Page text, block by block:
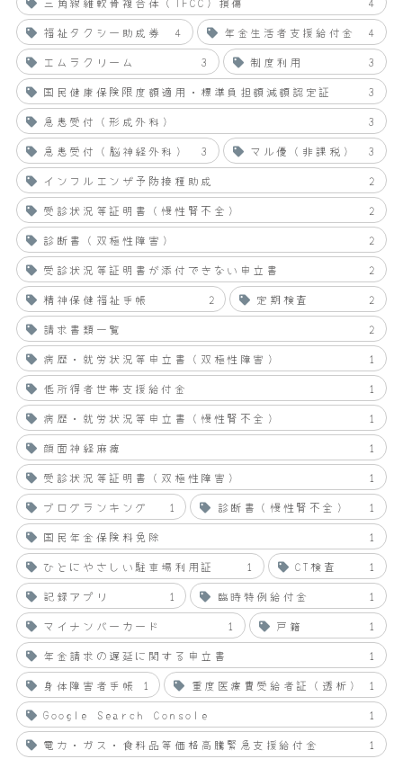
福祉タクシー助成券
4 年金生活者支援給付金
4
エムラクリーム
3 制度利用
3
国民健康保険限度額適用・標準負担額減額認定証
3
急患受付（形成外科）
3
急患受付（脳神経外科）
3 マル優（非課税）
3
インフルエンザ予防接種助成
2
受診状況等証明書（慢性腎不全）
2
診断書（双極性障害）
2
受診状況等証明書が添付できない申立書
2
精神保健福祉手帳
2 定期検査
2
請求書類一覧
2
病歴・就労状況等申立書（双極性障害）
1
低所得者世帯支援給付金
1
病歴・就労状況等申立書（慢性腎不全）
1
顔面神経麻痺
1
受診状況等証明書（双極性障害）
1
ブログランキング
1 診断書（慢性腎不全）
1
国民年金保険料免除
1
ひとにやさしい駐車場利用証
1 CT検査
1
記録アプリ
1 臨時特例給付金
1
マイナンバーカード
1 戸籍
1
年金請求の遅延に関する申立書
1
身体障害者手帳
1 重度医療費受給者証（透析）
1
Google Search Console
1
電力・ガス・食料品等価格高騰緊急支援給付金
1